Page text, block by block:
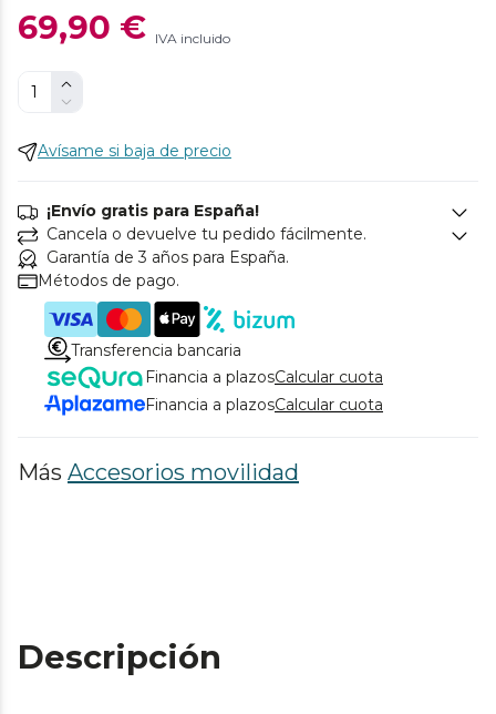
69,90 € IVA incluido
Avísame si baja de precio
¡Envío gratis para España!
Cancela o devuelve tu pedido fácilmente.
Garantía de 3 años para España.
Métodos de pago.
Transferencia bancaria
Financia a plazosCalcular cuota
Financia a plazosCalcular cuota
Más Accesorios movilidad
Descripción